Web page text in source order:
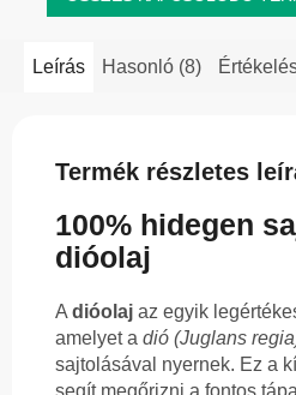
Leírás Hasonló (8)
Termék részletes
100% hidegen
dióolaj
A dióolaj az egyik
amelyet a dió (Juglans
sajtolásával nyernek. Ez a
segít megőrizni a fontos